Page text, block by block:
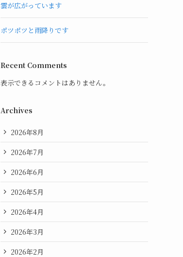
雲が広がっています
ポツポツと雨降りです
Recent Comments
表示できるコメントはありません。
Archives
2026年8月
2026年7月
2026年6月
2026年5月
2026年4月
2026年3月
2026年2月